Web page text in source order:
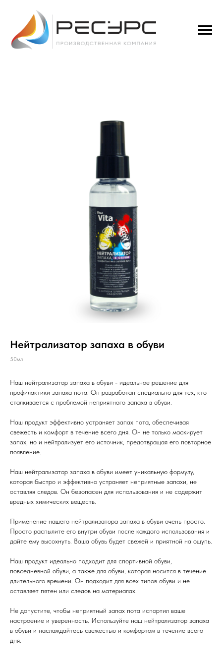
Нейтрализатор запаха в обуви
50мл
Наш нейтрализатор запаха в обуви - идеальное решение для
профилактики запаха пота. Он разработан специально для тех, кто
сталкивается с проблемой неприятного запаха в обуви.
Наш продукт эффективно устраняет запах пота, обеспечивая
свежесть и комфорт в течение всего дня. Он не только маскирует
запах, но и нейтрализует его источник, предотвращая его повторное
появление.
Наш нейтрализатор запаха в обуви имеет уникальную формулу,
которая быстро и эффективно устраняет неприятные запахи, не
оставляя следов. Он безопасен для использования и не содержит
вредных химических веществ.
Применение нашего нейтрализатора запаха в обуви очень просто.
Просто распылите его внутри обуви после каждого использования и
дайте ему высохнуть. Ваша обувь будет свежей и приятной на ощупь.
Наш продукт идеально подходит для спортивной обуви,
повседневной обуви, а также для обуви, которая носится в течение
длительного времени. Он подходит для всех типов обуви и не
оставляет пятен или следов на материалах.
Не допустите, чтобы неприятный запах пота испортил ваше
настроение и уверенность. Используйте наш нейтрализатор запаха
в обуви и наслаждайтесь свежестью и комфортом в течение всего
дня.